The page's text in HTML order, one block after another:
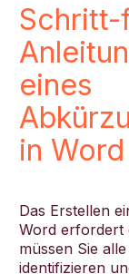
eines
in Word
Das Erstellen
Word erfordert
müssen Sie
identifizieren